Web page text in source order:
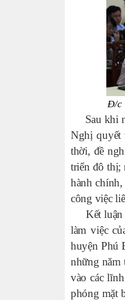
Đ/c
Sau khi
Nghị quyết
thời, đề
triển đô thị;
hành
công việc
Kết luận
làm việc
huyện Phú
những năm
vào các
phóng mặt